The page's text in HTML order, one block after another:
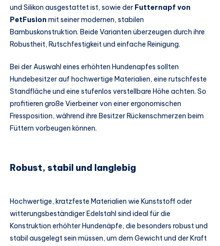
und Silikon ausgestattet ist, sowie der Futternapf von
PetFusion mit seiner modernen, stabilen
Bambuskonstruktion. Beide Varianten überzeugen durch ihre
Robustheit, Rutschfestigkeit und einfache Reinigung.
Bei der Auswahl eines erhöhten Hundenapfes sollten
Hundebesitzer auf hochwertige Materialien, eine rutschfeste
Standfläche und eine stufenlos verstellbare Höhe achten. So
profitieren große Vierbeiner von einer ergonomischen
Fressposition, während ihre Besitzer Rückenschmerzen beim
Füttern vorbeugen können.
Robust, stabil und langlebig
Hochwertige, kratzfeste Materialien wie Kunststoff oder
witterungsbeständiger Edelstahl sind ideal für die
Konstruktion erhöhter Hundenäpfe, die besonders robust und
stabil ausgelegt sein müssen, um dem Gewicht und der Kraft